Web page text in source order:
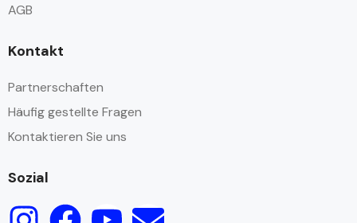
AGB
Kontakt
Partnerschaften
Häufig gestellte Fragen
Kontaktieren Sie uns
Sozial